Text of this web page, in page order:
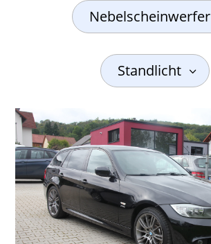
Nebelscheinwerfer
Standlicht